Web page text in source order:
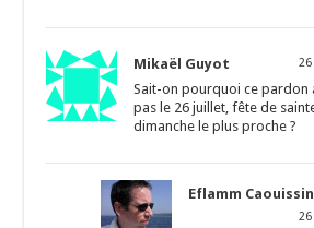
Mikaël Guyot
Sait-on pourquoi ce pardon
pas le 26 juillet, fête de
dimanche le plus proche ?
Eflamm Caouissin